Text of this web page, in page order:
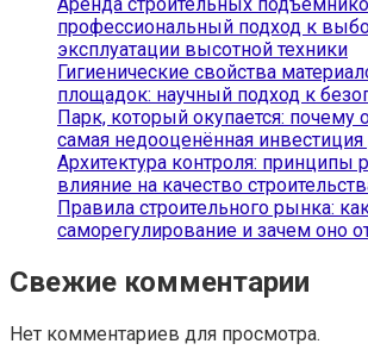
Аренда строительных
профессиональный подход к
эксплуатации высотной техники
Гигиенические свойства
площадок: научный подход к
Парк, который окупается: почему
самая недооценённая
Архитектура контроля: принципы
влияние на качество
Правила строительного рынка:
саморегулирование и зачем оно
Свежие комментарии
Нет комментариев для просмотра.